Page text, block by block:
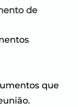
de
que